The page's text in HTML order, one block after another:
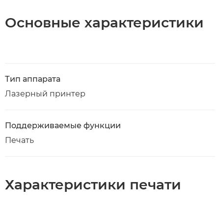
Основные характеристики
Тип аппарата
Лазерный принтер
Поддерживаемые функции
Печать
Характеристики печати